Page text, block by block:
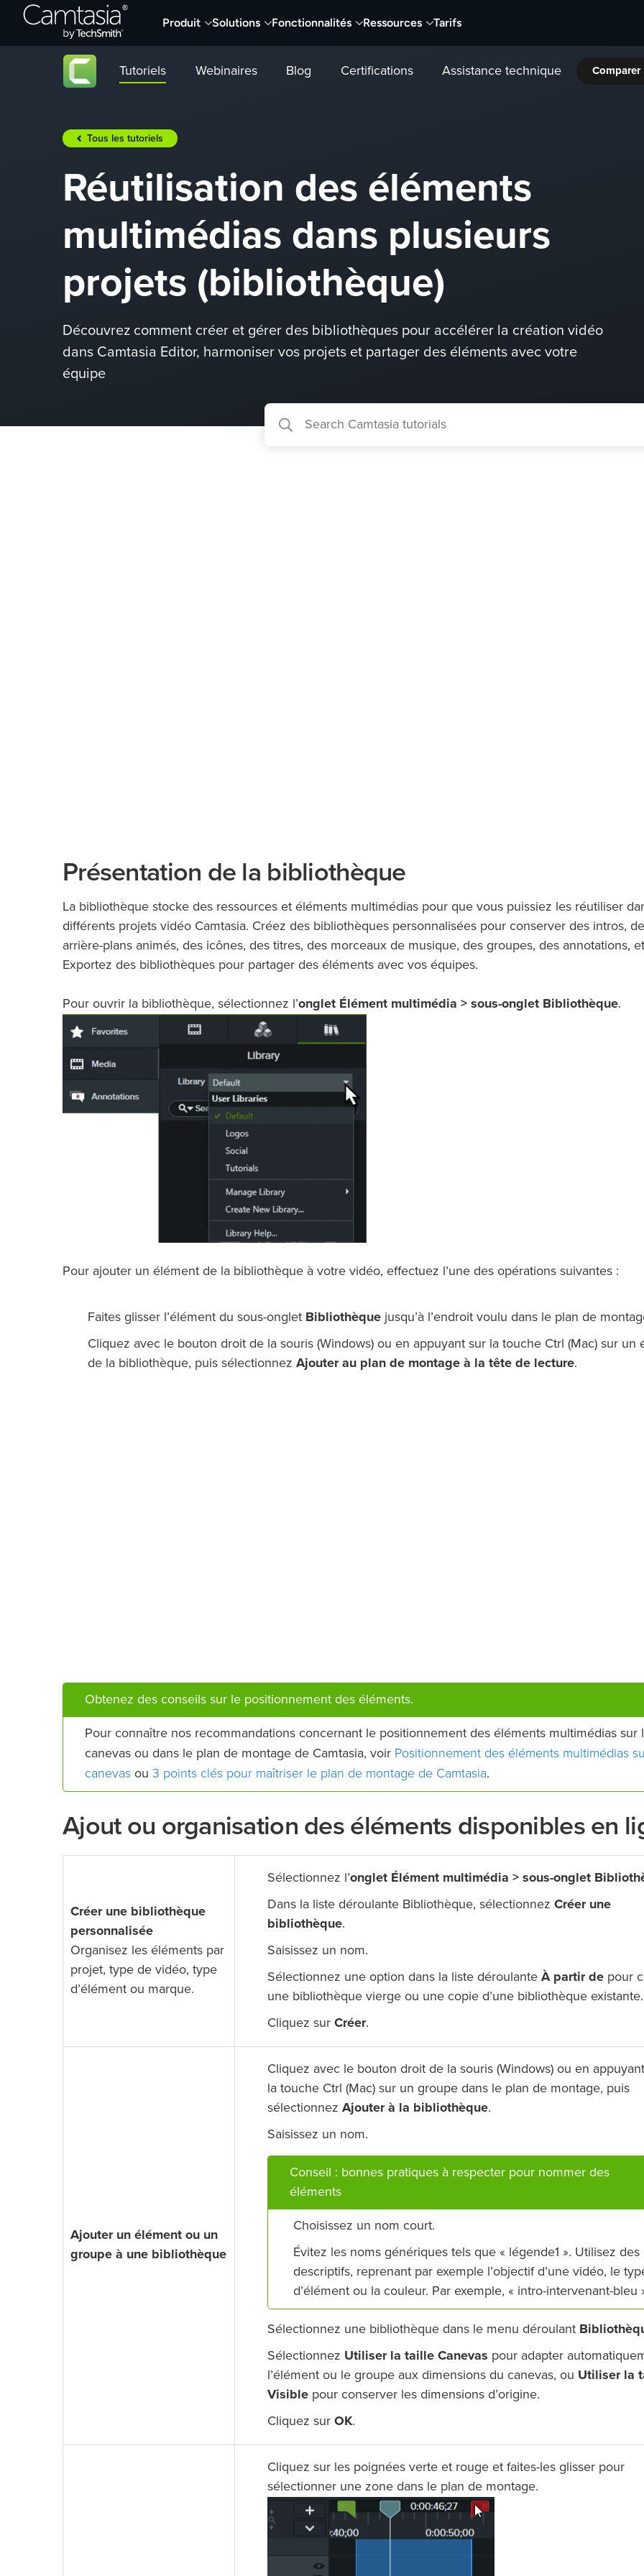
Passer
directement
Produit Solutions Fonctionnalités Ressources Tarifs
Tutoriels Webinaires Blog Certifications Assistance technique Comparer
Tous les tutoriels
Réutilisation des éléments
multimédias dans plusieurs
projets (bibliothèque)
Découvrez comment créer et gérer des bibliothèques pour accélérer la création vidéo
dans Camtasia Editor, harmoniser vos projets et partager des éléments avec votre
équipe
Présentation de la bibliothèque
La bibliothèque stocke des ressources et éléments multimédias pour que vous puissiez les réutiliser
différents projets vidéo Camtasia. Créez des bibliothèques personnalisées pour conserver des intros,
arrière-plans animés, des icônes, des titres, des morceaux de musique, des groupes, des annotations,
Exportez des bibliothèques pour partager des éléments avec vos équipes.
Pour ouvrir la bibliothèque, sélectionnez l’onglet Élément multimédia > sous-onglet Bibliothèque.
Pour ajouter un élément de la bibliothèque à votre vidéo, effectuez l’une des opérations suivantes :
Faites glisser l’élément du sous-onglet Bibliothèque jusqu’à l’endroit voulu dans le plan de
Cliquez avec le bouton droit de la souris (Windows) ou en appuyant sur la touche Ctrl (Mac) sur un
de la bibliothèque, puis sélectionnez Ajouter au plan de montage à la tête de lecture.
Obtenez des conseils sur le positionnement des éléments.
Pour connaître nos recommandations concernant le positionnement des éléments multimédias sur
canevas ou dans le plan de montage de Camtasia, voir Positionnement des éléments multimédias
canevas ou 3 points clés pour maîtriser le plan de montage de Camtasia.
Ajout ou organisation des éléments disponibles en
Créer une bibliothèque
personnalisée
Organisez les éléments par
projet, type de vidéo, type
d’élément ou marque.
Sélectionnez l’onglet Élément multimédia > sous-onglet
Dans la liste déroulante Bibliothèque, sélectionnez Créer une
bibliothèque.
Saisissez un nom.
Sélectionnez une option dans la liste déroulante À partir de pour
une bibliothèque vierge ou une copie d’une bibliothèque existante.
Cliquez sur Créer.
Ajouter un élément ou un
groupe à une bibliothèque
Cliquez avec le bouton droit de la souris (Windows) ou en
la touche Ctrl (Mac) sur un groupe dans le plan de montage, puis
sélectionnez Ajouter à la bibliothèque.
Saisissez un nom.
Conseil : bonnes pratiques à respecter pour nommer des
éléments
Choisissez un nom court.
Évitez les noms génériques tels que « légende1 ». Utilisez des
descriptifs, reprenant par exemple l’objectif d’une vidéo, le
d’élément ou la couleur. Par exemple, « intro-intervenant-bleu
Sélectionnez une bibliothèque dans le menu déroulant
Sélectionnez Utiliser la taille Canevas pour adapter
l’élément ou le groupe aux dimensions du canevas, ou Utiliser la
Visible pour conserver les dimensions d’origine.
Cliquez sur OK.
Cliquez sur les poignées verte et rouge et faites-les glisser pour
sélectionner une zone dans le plan de montage.